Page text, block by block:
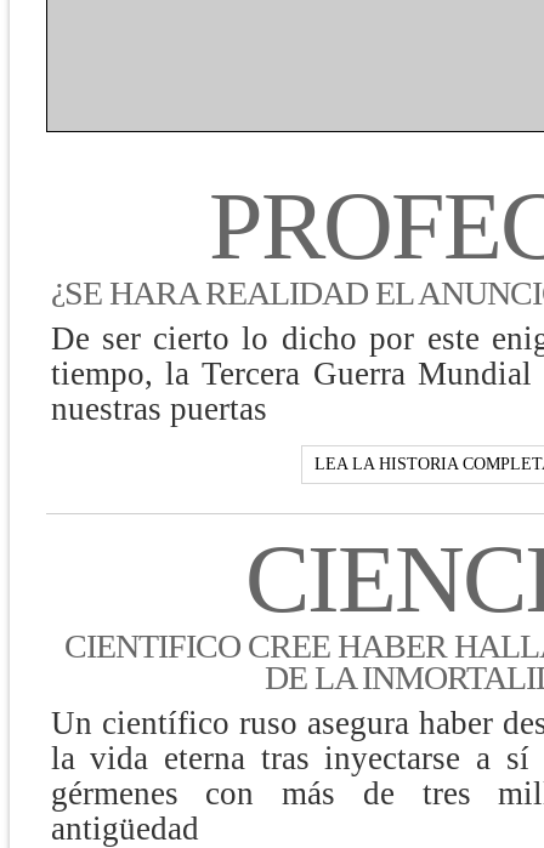
¿SE HARA REALIDAD EL
De ser cierto lo dicho por este
tiempo, la Tercera Guerra Mundial
nuestras puertas
LEA LA HISTORIA
CIENTIFICO CREE HABER
DE LA
Un científico ruso asegura haber
la vida eterna tras inyectarse a sí
gérmenes con más de tres
antigüedad